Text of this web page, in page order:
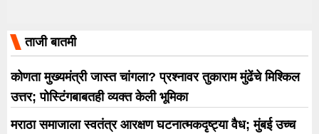
ताजी बातमी
कोणता मुख्यमंत्री जास्त चांगला? प्रश्नावर तुकाराम मुंढेंचे मिश्किल
उत्तर; पोस्टिंगबाबतही व्यक्त केली भूमिका
मराठा समाजाला स्वतंत्र आरक्षण घटनात्मकदृष्ट्या वैध; मुंबई उच्च